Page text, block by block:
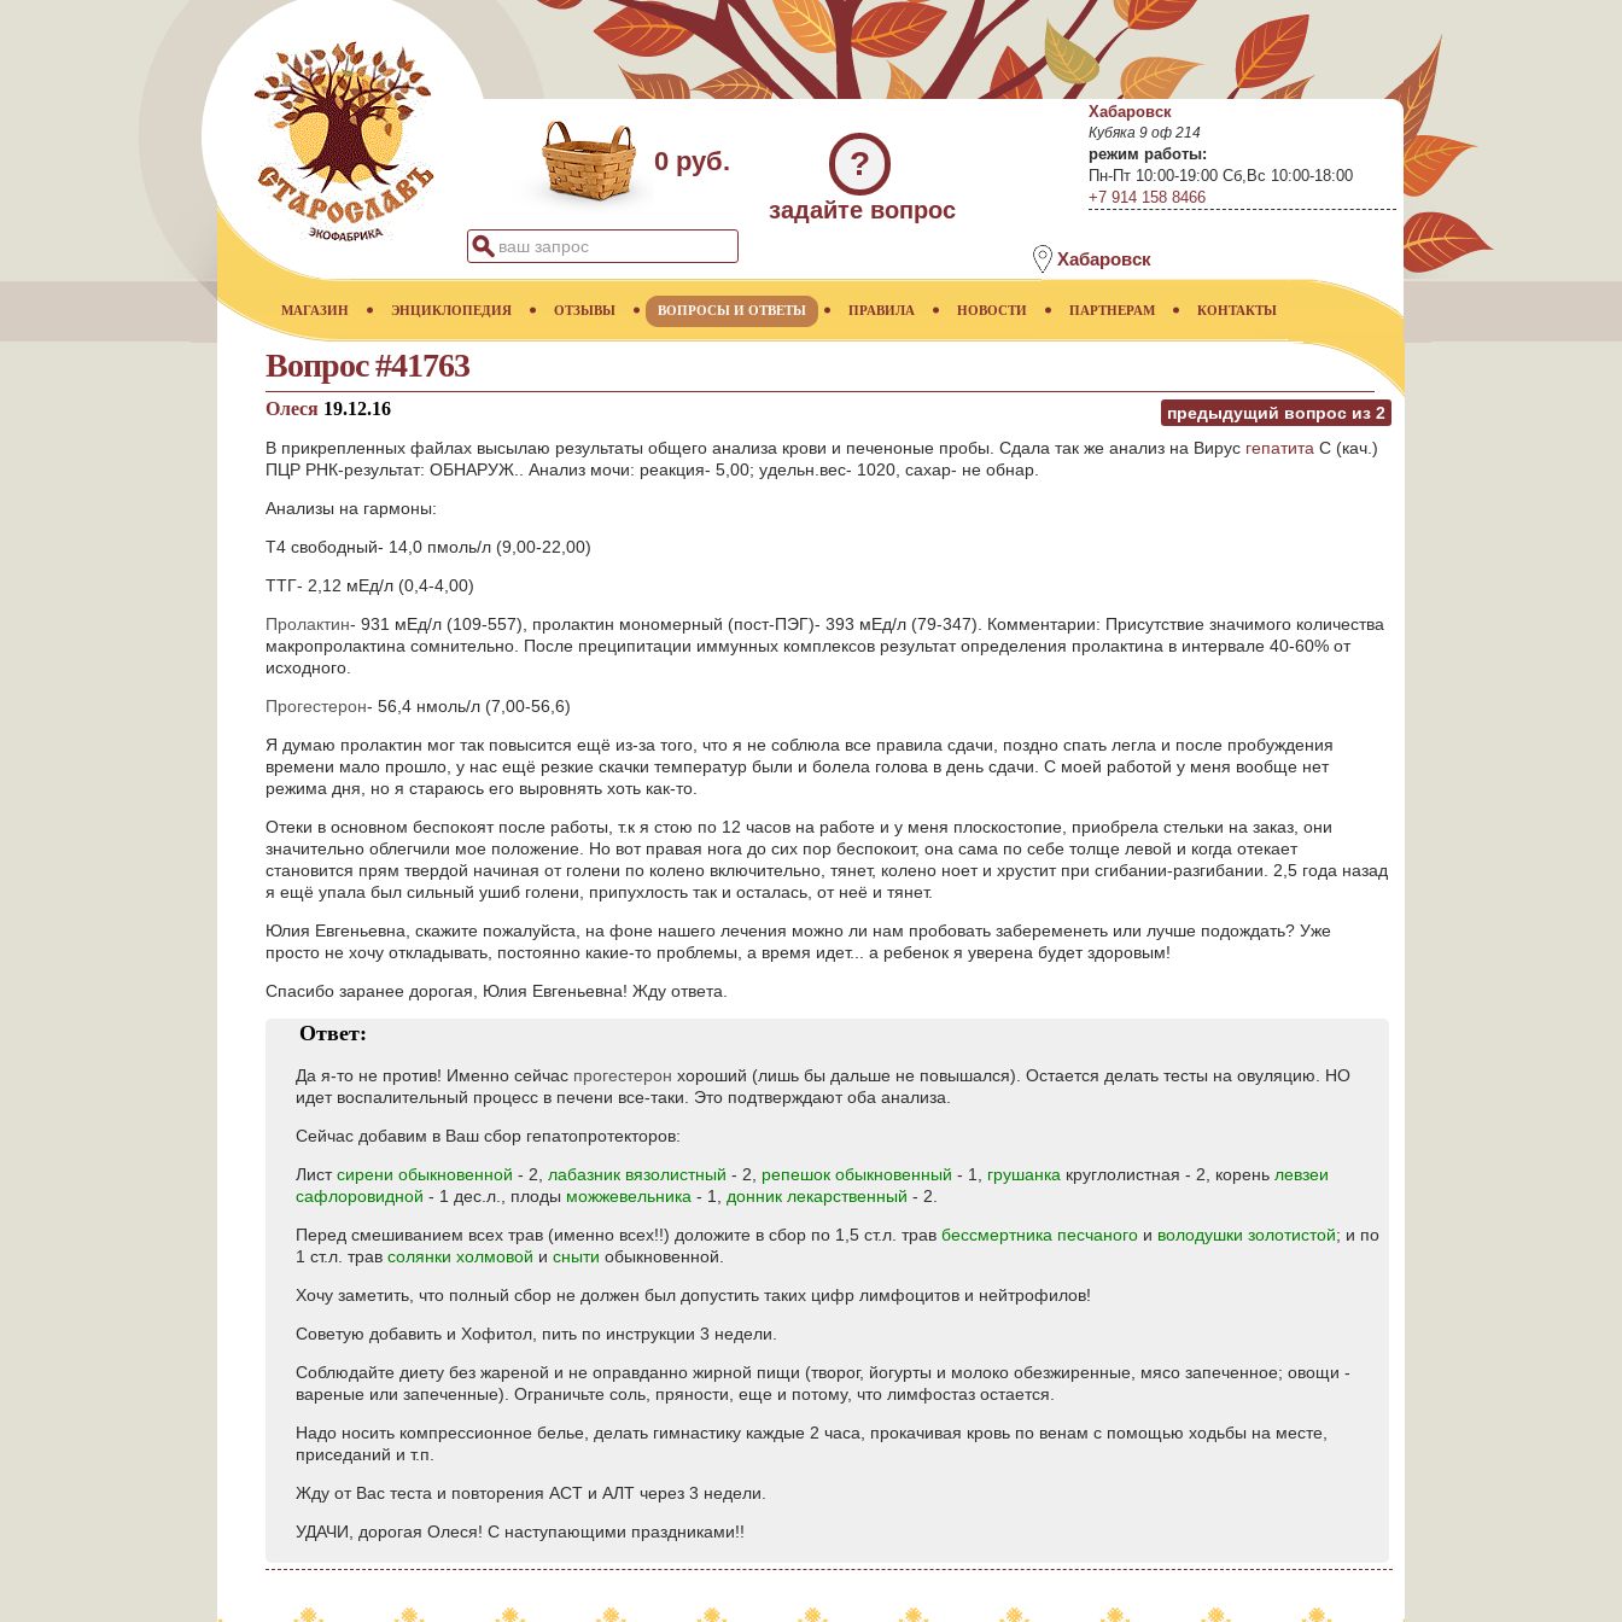
0 руб. ?
задайте вопрос
Хабаровск
Кубяка 9 оф 214
режим работы:
Пн-Пт 10:00-19:00 Сб,Вс 10:00-18:00
+7 914 158 8466
Хабаровск
МАГАЗИН ЭНЦИКЛОПЕДИЯ ОТЗЫВЫ ВОПРОСЫ И ОТВЕТЫ ПРАВИЛА НОВОСТИ ПАРТНЕРАМ КОНТАКТЫ
Вопрос #41763
предыдущий вопрос из 2
Олеся 19.12.16
В прикрепленных файлах высылаю результаты общего анализа крови и печеноные пробы. Сдала так же анализ на Вирус гепатита С (кач.)
ПЦР РНК-результат: ОБНАРУЖ.. Анализ мочи: реакция- 5,00; удельн.вес- 1020, сахар- не обнар.
Анализы на гармоны:
Т4 свободный- 14,0 пмоль/л (9,00-22,00)
ТТГ- 2,12 мЕд/л (0,4-4,00)
Пролактин- 931 мЕд/л (109-557), пролактин мономерный (пост-ПЭГ)- 393 мЕд/л (79-347). Комментарии: Присутствие значимого количества
макропролактина сомнительно. После преципитации иммунных комплексов результат определения пролактина в интервале 40-60% от
исходного.
Прогестерон- 56,4 нмоль/л (7,00-56,6)
Я думаю пролактин мог так повысится ещё из-за того, что я не соблюла все правила сдачи, поздно спать легла и после пробуждения
времени мало прошло, у нас ещё резкие скачки температур были и болела голова в день сдачи. С моей работой у меня вообще нет
режима дня, но я стараюсь его выровнять хоть как-то.
Отеки в основном беспокоят после работы, т.к я стою по 12 часов на работе и у меня плоскостопие, приобрела стельки на заказ, они
значительно облегчили мое положение. Но вот правая нога до сих пор беспокоит, она сама по себе толще левой и когда отекает
становится прям твердой начиная от голени по колено включительно, тянет, колено ноет и хрустит при сгибании-разгибании. 2,5 года назад
я ещё упала был сильный ушиб голени, припухлость так и осталась, от неё и тянет.
Юлия Евгеньевна, скажите пожалуйста, на фоне нашего лечения можно ли нам пробовать забеременеть или лучше подождать? Уже
просто не хочу откладывать, постоянно какие-то проблемы, а время идет... а ребенок я уверена будет здоровым!
Спасибо заранее дорогая, Юлия Евгеньевна! Жду ответа.
Ответ:
Да я-то не против! Именно сейчас прогестерон хороший (лишь бы дальше не повышался). Остается делать тесты на овуляцию. НО
идет воспалительный процесс в печени все-таки. Это подтверждают оба анализа.
Сейчас добавим в Ваш сбор гепатопротекторов:
Листсирени обыкновенной - 2, лабазник вязолистный - 2, репешок обыкновенный - 1, грушанка круглолистная - 2, корень левзеи
сафлоровидной - 1 дес.л., плоды можжевельника - 1, донник лекарственный - 2.
Перед смешиванием всех трав (именно всех!!) доложите в сбор по 1,5 ст.л. трав бессмертника песчаного и володушки золотистой; и по
1 ст.л. трав солянки холмовой и сныти обыкновенной.
Хочу заметить, что полный сбор не должен был допустить таких цифр лимфоцитов и нейтрофилов!
Советую добавить и Хофитол, пить по инструкции 3 недели.
Соблюдайте диету без жареной и не оправданно жирной пищи (творог, йогурты и молоко обезжиренные, мясо запеченное; овощи -
вареные или запеченные). Ограничьте соль, пряности, еще и потому, что лимфостаз остается.
Надо носить компрессионное белье, делать гимнастику каждые 2 часа, прокачивая кровь по венам с помощью ходьбы на месте,
приседаний и т.п.
Жду от Вас теста и повторения АСТ и АЛТ через 3 недели.
УДАЧИ, дорогая Олеся! С наступающими праздниками!!